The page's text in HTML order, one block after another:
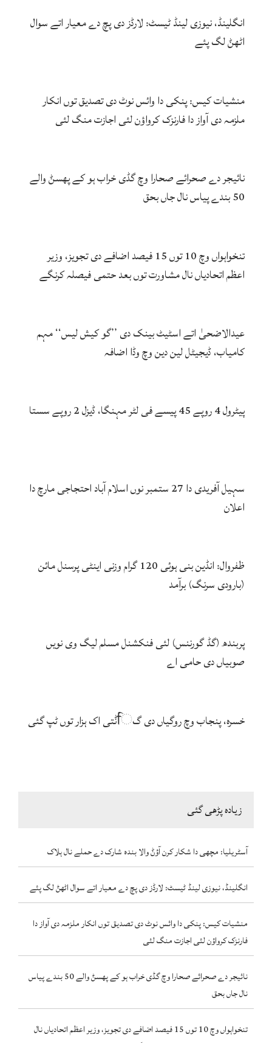
انگلینڈ، نیوزی لینڈ ٹیسٹ: لارڈز دی پچ دے معیار اتے سوال
اٹھݨ لگ پئے
منشیات کیس: پنکی دا وائس نوٹ دی تصدیق توں انکار
ملزمہ دی آواز دا فارنزک کرواؤن لئی اجازت منگ لئی
نائیجر دے صحرائے صحارا وچ گڈی خراب ہو کے پھسݨ والے
50 بندے پیاس نال جاں بحق
تنخواہواں وچ 10 توں 15 فیصد اضافے دی تجویز، وزیر
اعظم اتحادیاں نال مشاورت توں بعد حتمی فیصلہ کرنگے
عیدالاضحیٰ اتے اسٹیٹ بینک دی ’’گو کیش لیس‘‘ مہم
کامیاب، ڈیجیٹل لین دین وچ وڈا اضافہ
پیٹرول 4 روپے 45 پیسے فی لٹر مہنگا، ڈیزل 2 روپے سستا
سہیل آفریدی دا 27 ستمبر نوں اسلام آباد احتجاجی مارچ دا
اعلان
ظفروال: انڈین بنی ہوئی 120 گرام وزنی اینٹی پرسنل مائن
(بارودی سرنگ) برآمد
پربندھ (گڈ گورننس) لئی فنکشنل مسلم لیگ وی نویں
صوبیاں دی حامی اے
خسرہ، پنجاب وچ روگیاں دی گਿݨتی اک ہزار توں ٹپ گئی
زیادہ پڑھی گئی
آسٹریلیا: مچھی دا شکار کرن آؤݨ والا بندہ شارک دے حملے نال ہلاک
انگلینڈ، نیوزی لینڈ ٹیسٹ: لارڈز دی پچ دے معیار اتے سوال اٹھݨ لگ پئے
منشیات کیس: پنکی دا وائس نوٹ دی تصدیق توں انکار ملزمہ دی آواز دا
فارنزک کرواؤن لئی اجازت منگ لئی
نائیجر دے صحرائے صحارا وچ گڈی خراب ہو کے پھسݨ والے 50 بندے پیاس
نال جاں بحق
تنخواہواں وچ 10 توں 15 فیصد اضافے دی تجویز، وزیر اعظم اتحادیاں نال